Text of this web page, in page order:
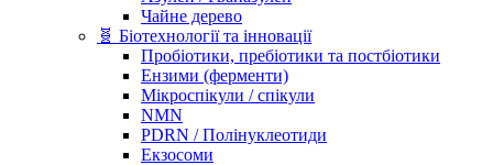
Чайне дерево
🧬 Біотехнології та інновації
Пробіотики, пребіотики та постбіотики
Ензими (ферменти)
Мікроспікули / спікули
NMN
PDRN / Полінуклеотиди
Екзосоми